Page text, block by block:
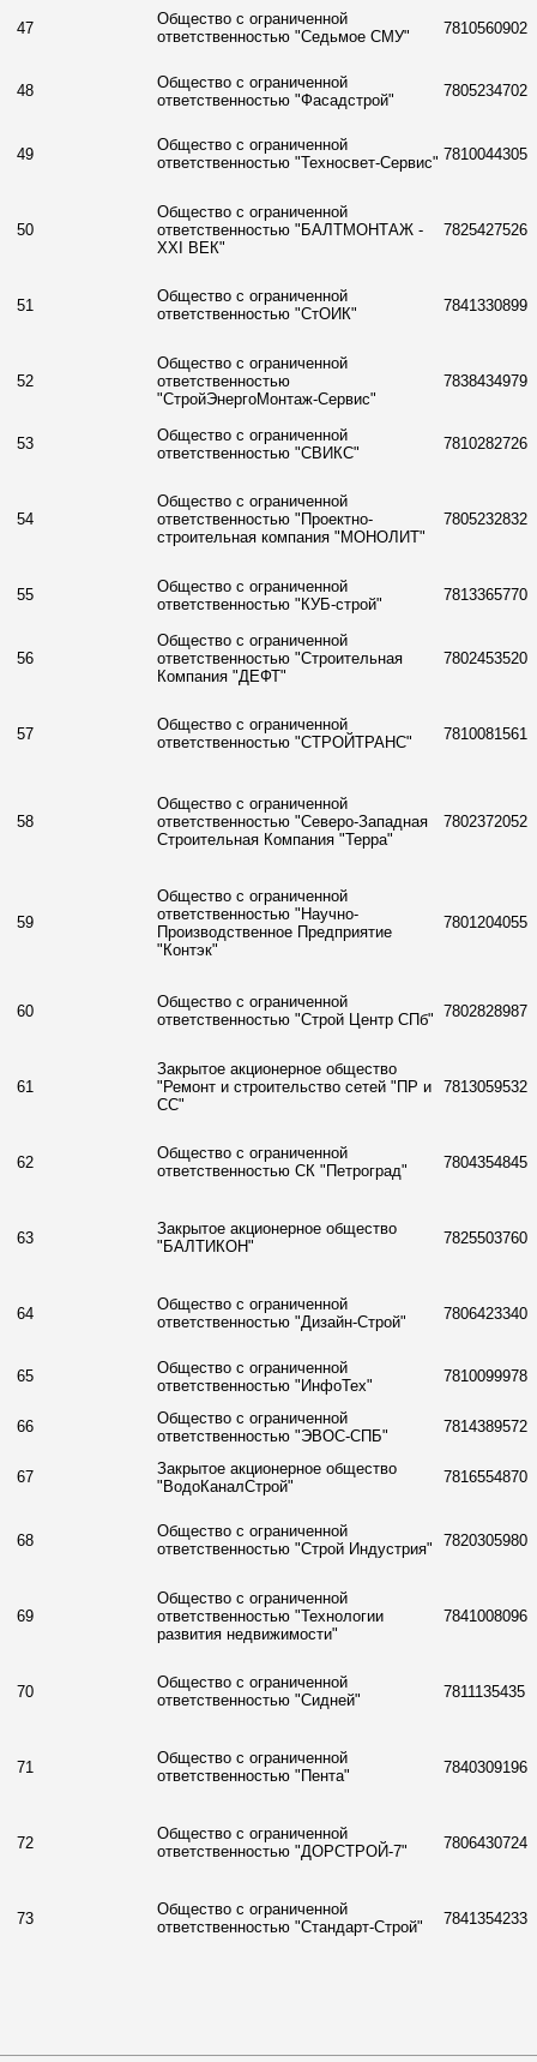
47
Общество с ограниченной
ответственностью "Седьмое СМУ"
7810560902
48
Общество с ограниченной
ответственностью "Фасадстрой"
7805234702
49
Общество с ограниченной
ответственностью "Техносвет-Сервис" 7810044305
50
Общество с ограниченной
ответственностью "БАЛТМОНТАЖ -
XXI ВЕК"
7825427526
51
Общество с ограниченной
ответственностью "СтОИК"
7841330899
52
Общество с ограниченной
ответственностью
"СтройЭнергоМонтаж-Сервис"
7838434979
53
Общество с ограниченной
ответственностью "СВИКС"
7810282726
54
Общество с ограниченной
ответственностью "Проектно-
строительная компания "МОНОЛИТ"
7805232832
55
Общество с ограниченной
ответственностью "КУБ-строй"
7813365770
56
Общество с ограниченной
ответственностью "Строительная
Компания "ДЕФТ"
7802453520
57
Общество с ограниченной
ответственностью "СТРОЙТРАНС"
7810081561
58
Общество с ограниченной
ответственностью "Северо-Западная
Строительная Компания "Терра"
7802372052
59
Общество с ограниченной
ответственностью "Научно-
Производственное Предприятие
"Контэк"
7801204055
60
Общество с ограниченной
ответственностью "Строй Центр СПб" 7802828987
61
Закрытое акционерное общество
"Ремонт и строительство сетей "ПР и
СС"
7813059532
62
Общество с ограниченной
ответственностью СК "Петроград"
7804354845
63
Закрытое акционерное общество
"БАЛТИКОН"
7825503760
64
Общество с ограниченной
ответственностью "Дизайн-Строй"
7806423340
65
Общество с ограниченной
ответственностью "ИнфоТех"
7810099978
66
Общество с ограниченной
ответственностью "ЭВОС-СПБ"
7814389572
67
Закрытое акционерное общество
"ВодоКаналСтрой"
7816554870
68
Общество с ограниченной
ответственностью "Строй Индустрия"
7820305980
69
Общество с ограниченной
ответственностью "Технологии
развития недвижимости"
7841008096
70
Общество с ограниченной
ответственностью "Сидней"
7811135435
71
Общество с ограниченной
ответственностью "Пента"
7840309196
72
Общество с ограниченной
ответственностью "ДОРСТРОЙ-7"
7806430724
73
Общество с ограниченной
ответственностью "Стандарт-Строй"
7841354233